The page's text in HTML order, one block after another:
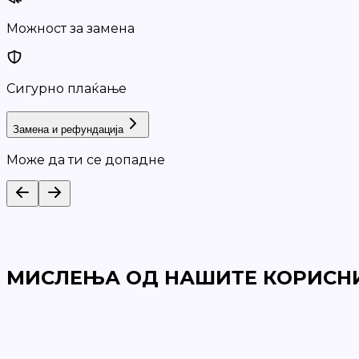
Можност за замена
Сигурно плаќање
Замена и рефундација
Може да ти се допадне
МИСЛЕЊА ОД НАШИТЕ